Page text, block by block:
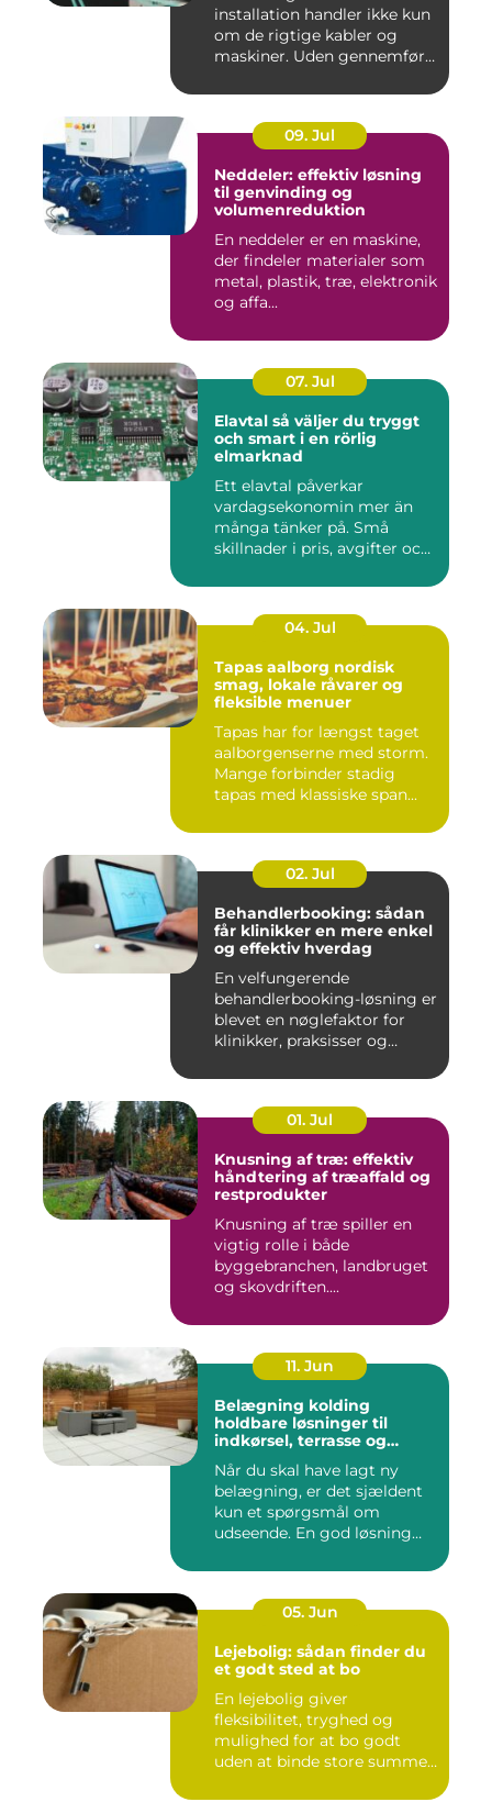
installation handler ikke kun
om de rigtige kabler og
maskiner. Uden gennemført
09. Jul
Neddeler: effektiv løsning
til genvinding og
volumenreduktion
En neddeler er en maskine,
der findeler materialer som
metal, plastik, træ, elektronik
og affa...
07. Jul
Elavtal så väljer du tryggt
och smart i en rörlig
elmarknad
Ett elavtal påverkar
vardagsekonomin mer än
många tänker på. Små
skillnader i pris, avgifter och
04. Jul
Tapas aalborg nordisk
smag, lokale råvarer og
fleksible menuer
Tapas har for længst taget
aalborgenserne med storm.
Mange forbinder stadig
tapas med klassiske span...
02. Jul
Behandlerbooking: sådan
får klinikker en mere enkel
og effektiv hverdag
En velfungerende
behandlerbooking-løsning er
blevet en nøglefaktor for
klinikker, praksisser og
01. Jul
Knusning af træ: effektiv
håndtering af træaffald og
restprodukter
Knusning af træ spiller en
vigtig rolle i både
byggebranchen, landbruget
og skovdriften....
11. Jun
Belægning kolding
holdbare løsninger til
indkørsel, terrasse og
Når du skal have lagt ny
belægning, er det sjældent
kun et spørgsmål om
udseende. En god løsning
05. Jun
Lejebolig: sådan finder du
et godt sted at bo
En lejebolig giver
fleksibilitet, tryghed og
mulighed for at bo godt
uden at binde store summer